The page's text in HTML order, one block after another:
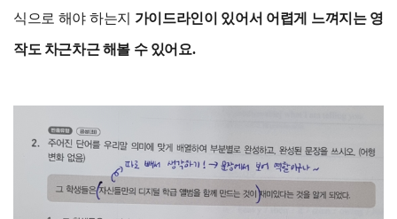
식으로 해야 하는지 가이드라인이 있어서 어렵게 느껴지는 영
작도 차근차근 해볼 수 있어요.